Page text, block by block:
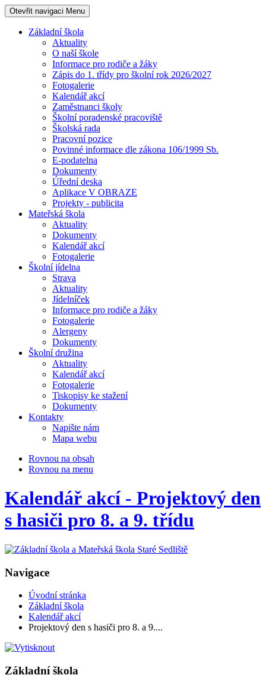
Otevřit navigaci Menu
Základní škola
Aktuality
O naší škole
Informace pro rodiče a žáky
Zápis do 1. třídy pro školní rok 2026/2027
Fotogalerie
Kalendář akcí
Zaměstnanci školy
Školní poradenské pracoviště
Školská rada
Pracovní pozice
Povinné informace dle zákona 106/1999 Sb.
E-podatelna
Dokumenty
Úřední deska
Aplikace V OBRAZE
Projekty - publicita
Mateřská škola
Aktuality
Dokumenty
Kalendář akcí
Fotogalerie
Školní jídelna
Strava
Aktuality
Jídelníček
Informace pro rodiče a žáky
Fotogalerie
Alergeny
Dokumenty
Školní družina
Aktuality
Kalendář akcí
Fotogalerie
Tiskopisy ke stažení
Dokumenty
Kontakty
Napište nám
Mapa webu
Rovnou na obsah
Rovnou na menu
Kalendář akcí - Projektový den
s hasiči pro 8. a 9. třídu
Navigace
Úvodní stránka
Základní škola
Kalendář akcí
Projektový den s hasiči pro 8. a 9....
Základní škola